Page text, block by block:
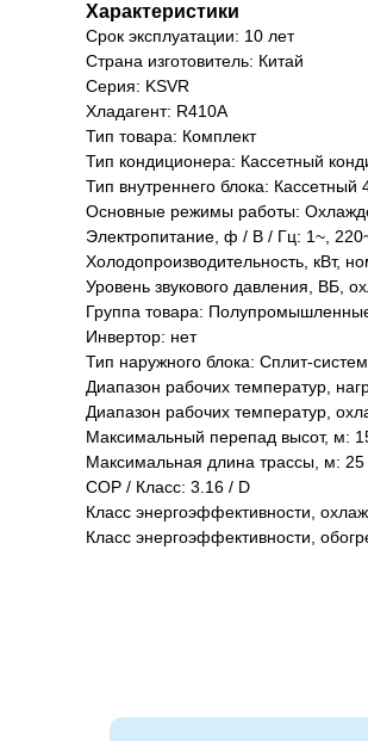
Характеристики
Срок эксплуатации: 10 лет
Страна изготовитель: Китай
Серия: KSVR
Хладагент: R410A
Тип товара: Комплект
Тип кондиционера: Кассетный
Тип внутреннего блока: Кассетный
Основные режимы работы:
Электропитание, ф / В / Гц: 1~,
Холодопроизводительность, кВт,
Уровень звукового давления, ВБ,
Группа товара:
Инвертор: нет
Тип наружного блока: Сплит-
Диапазон рабочих температур,
Диапазон рабочих температур,
Максимальный перепад высот, м:
Максимальная длина трассы, м: 25
COP / Класс: 3.16 / D
Класс энергоэффективности,
Класс энергоэффективности,